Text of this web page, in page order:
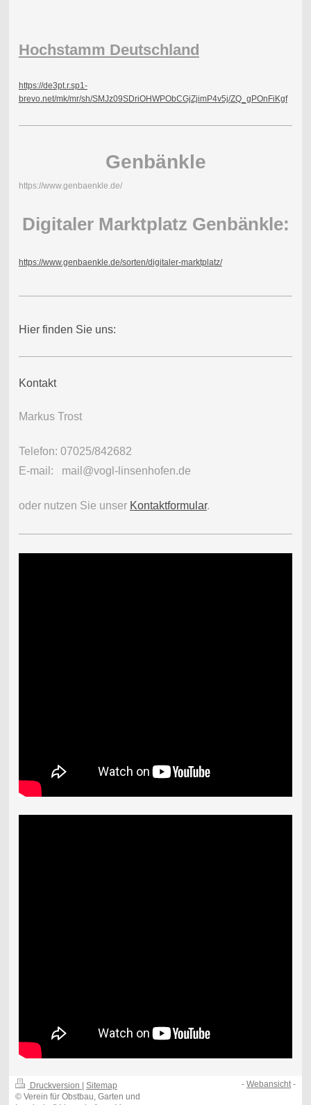
Hochstamm Deutschland
https://de3pt.r.sp1-
brevo.net/mk/mr/sh/SMJz09SDriOHWPObCGjZjimP4v5j/ZQ_gPOnFiKgf
Genbänkle
https://www.genbaenkle.de/
Digitaler Marktplatz Genbänkle:
https://www.genbaenkle.de/sorten/digitaler-marktplatz/
Hier finden Sie uns:
Kontakt
Markus Trost
Telefon: 07025/842682
E-mail: mail@vogl-linsenhofen.de
oder nutzen Sie unser Kontaktformular.
Druckversion
Sitemap
© Verein für Obstbau, Garten und
-Webansicht-